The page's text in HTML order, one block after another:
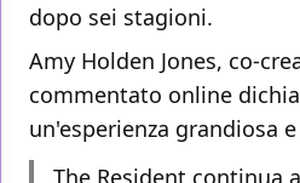
dopo sei stagioni.
Amy Holden Jones, co-
commentato online
un'esperienza grandiosa